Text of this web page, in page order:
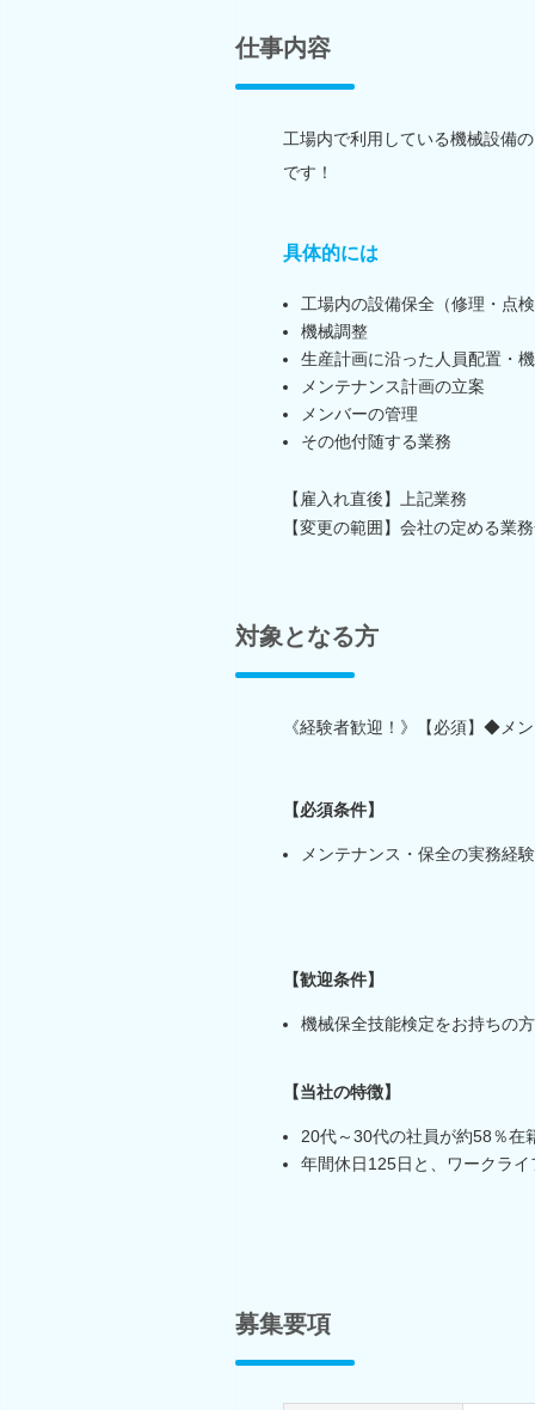
仕事内容
工場内で利用している機械設備
です！
具体的には
工場内の設備保全（修理・点
機械調整
生産計画に沿った人員配置・
メンテナンス計画の立案
メンバーの管理
その他付随する業務
【雇入れ直後】上記業務
【変更の範囲】会社の定める業
対象となる方
《経験者歓迎！》【必須】◆メ
【必須条件】
メンテナンス・保全の実務経
【歓迎条件】
機械保全技能検定をお持ちの方
【当社の特徴】
20代～30代の社員が約58％在
年間休日125日と、ワークラ
募集要項